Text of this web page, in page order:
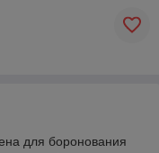
для боронования